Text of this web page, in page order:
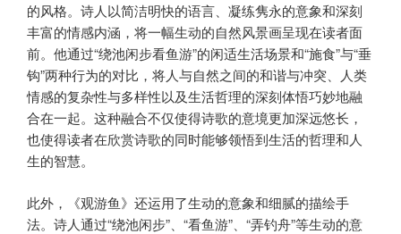
的风格。诗人以简洁明快的语言、凝练隽永的意象和深刻
丰富的情感内涵，将一幅生动的自然风景画呈现在读者面
前。他通过“绕池闲步看鱼游”的闲适生活场景和“施食”与“垂
钩”两种行为的对比，将人与自然之间的和谐与冲突、人类
情感的复杂性与多样性以及生活哲理的深刻体悟巧妙地融
合在一起。这种融合不仅使得诗歌的意境更加深远悠长，
也使得读者在欣赏诗歌的同时能够领悟到生活的哲理和人
生的智慧。
此外，《观游鱼》还运用了生动的意象和细腻的描绘手
法。诗人通过“绕池闲步”、“看鱼游”、“弄钓舟”等生动的意